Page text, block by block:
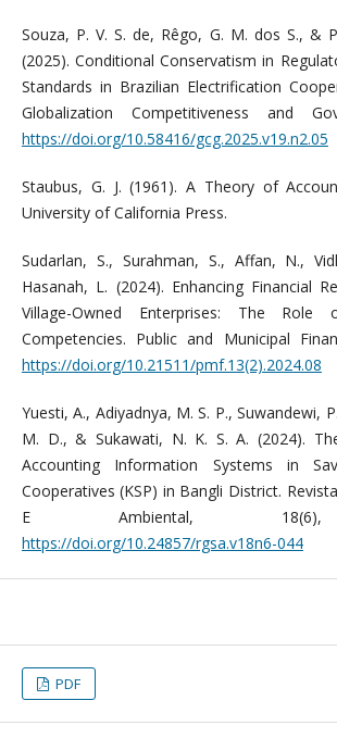
Souza, P. V. S. de, Rêgo, G. M. dos S., &
(2025). Conditional Conservatism in
Standards in Brazilian Electrification
Globalization Competitiveness and
https://doi.org/10.58416/gcg.2025.v19.n2.05
Staubus, G. J. (1961). A Theory of
University of California Press.
Sudarlan, S., Surahman, S., Affan, N.,
Hasanah, L. (2024). Enhancing Financial
Village-Owned Enterprises: The Role
Competencies. Public and Municipal
https://doi.org/10.21511/pmf.13(2).2024.08
Yuesti, A., Adiyadnya, M. S. P., Suwandewi,
M. D., & Sukawati, N. K. S. A. (2024).
Accounting Information Systems in
Cooperatives (KSP) in Bangli District.
E Ambiental, 18(6),
https://doi.org/10.24857/rgsa.v18n6-044
PDF